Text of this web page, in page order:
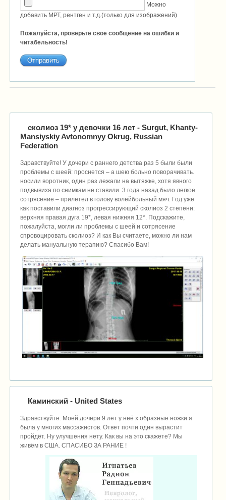
Можно
добавить МРТ, рентген и т.д.(только для изображений)
Пожалуйста, проверьте свое сообщение на ошибки и
читабельность!
сколиоз 19* у девочки 16 лет - Surgut, Khanty-
Mansiyskiy Avtonomnyy Okrug, Russian
Federation
Здравствуйте! У дочери с раннего детства раз 5 были были
проблемы с шеей: проснется – а шею больно поворачивать.
носили воротник, один раз лежали на вытяжке, хотя явного
подвывиха по снимкам не ставили. 3 года назад было легкое
сотрясение – прилетел в голову волейбольный мяч. Год уже
как поставили диагноз прогрессирующий сколиоз 2 степени:
верхняя правая дуга 19*, левая нижняя 12*. Подскажите,
пожалуйста, могли ли проблемы с шеей и сотрясение
спровоцировать сколиоз? И как Вы считаете, можно ли нам
делать мануальную терапию? Спасибо Вам!
Каминский - United States
Здравствуйте. Моей дочери 9 лет у неё x образные ножки я
была у многих массажистов. Ответ почти один вырастит
пройдёт. Ну улучшения нету. Как вы на это скажете? Мы
живём в США. СПАСИБО ЗА РАНИЕ !